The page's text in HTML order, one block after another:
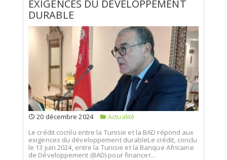
EXIGENCES DU DÉVELOPPEMENT
DURABLE
20 décembre 2024
Actualité
Le crédit cocnlu entre la Tunisie et la BAD répond aux
exigences du développement durableLe crédit, conclu
le 13 juin 2024, entre la Tunisie et la Banque Africaine
de Développement (BAD) pour financer...